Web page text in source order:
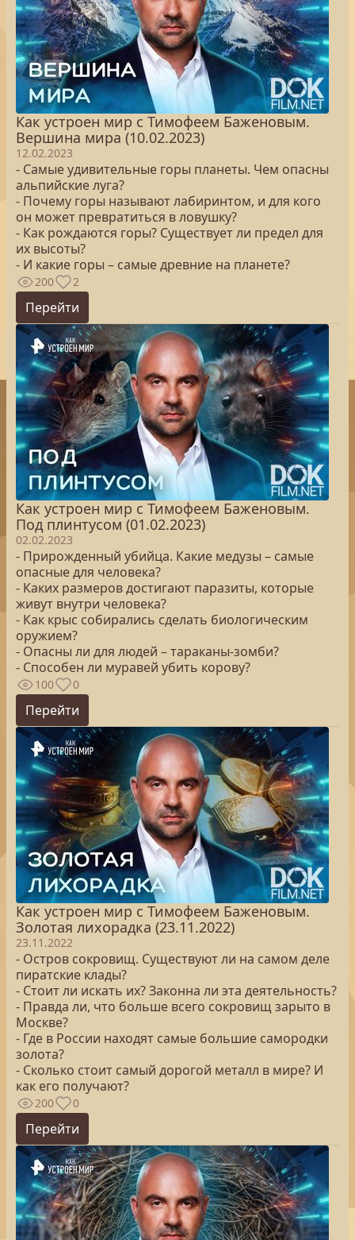
Как устроен мир с Тимофеем Баженовым.
Вершина мира (10.02.2023)
12.02.2023
- Самые удивительные горы планеты. Чем опасны
альпийские луга?
- Почему горы называют лабиринтом, и для кого
он может превратиться в ловушку?
- Как рождаются горы? Существует ли предел для
их высоты?
- И какие горы – самые древние на планете?
200 2
Перейти
Как устроен мир с Тимофеем Баженовым.
Под плинтусом (01.02.2023)
02.02.2023
- Прирожденный убийца. Какие медузы – самые
опасные для человека?
- Каких размеров достигают паразиты, которые
живут внутри человека?
- Как крыс собирались сделать биологическим
оружием?
- Опасны ли для людей – тараканы-зомби?
- Способен ли муравей убить корову?
100 0
Перейти
Как устроен мир с Тимофеем Баженовым.
Золотая лихорадка (23.11.2022)
23.11.2022
- Остров сокровищ. Существуют ли на самом деле
пиратские клады?
- Стоит ли искать их? Законна ли эта деятельность?
- Правда ли, что больше всего сокровищ зарыто в
Москве?
- Где в России находят самые большие самородки
золота?
- Сколько стоит самый дорогой металл в мире? И
как его получают?
200 0
Перейти